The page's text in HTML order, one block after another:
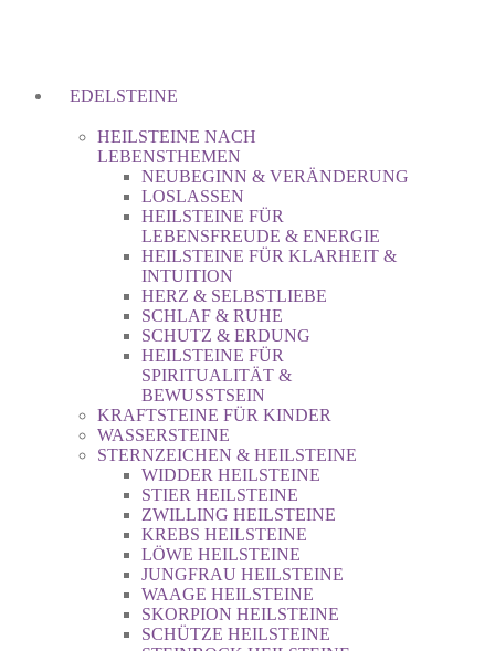
EDELSTEINE
HEILSTEINE NACH
LEBENSTHEMEN
NEUBEGINN & VERÄNDERUNG
LOSLASSEN
HEILSTEINE FÜR
LEBENSFREUDE & ENERGIE
HEILSTEINE FÜR KLARHEIT &
INTUITION
HERZ & SELBSTLIEBE
SCHLAF & RUHE
SCHUTZ & ERDUNG
HEILSTEINE FÜR
SPIRITUALITÄT &
BEWUSSTSEIN
KRAFTSTEINE FÜR KINDER
WASSERSTEINE
STERNZEICHEN & HEILSTEINE
WIDDER HEILSTEINE
STIER HEILSTEINE
ZWILLING HEILSTEINE
KREBS HEILSTEINE
LÖWE HEILSTEINE
JUNGFRAU HEILSTEINE
WAAGE HEILSTEINE
SKORPION HEILSTEINE
SCHÜTZE HEILSTEINE